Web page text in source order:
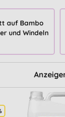
auf Bambo
und Windeln